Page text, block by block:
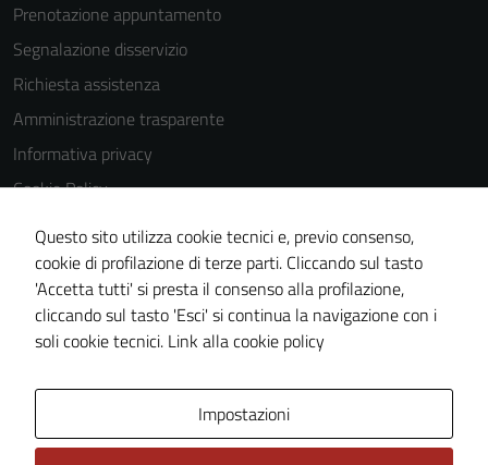
Prenotazione appuntamento
Segnalazione disservizio
Richiesta assistenza
Amministrazione trasparente
Informativa privacy
Cookie Policy
Note legali
Dichiarazione di accessibilità
Piano di miglioramento del sito
Statistiche sito web
Questo sito utilizza cookie tecnici e, previo consenso,
cookie di profilazione di terze parti. Cliccando sul tasto
'Accetta tutti' si presta il consenso alla profilazione,
cliccando sul tasto 'Esci' si continua la navigazione con i
soli cookie tecnici. Link alla cookie policy
Impostazioni